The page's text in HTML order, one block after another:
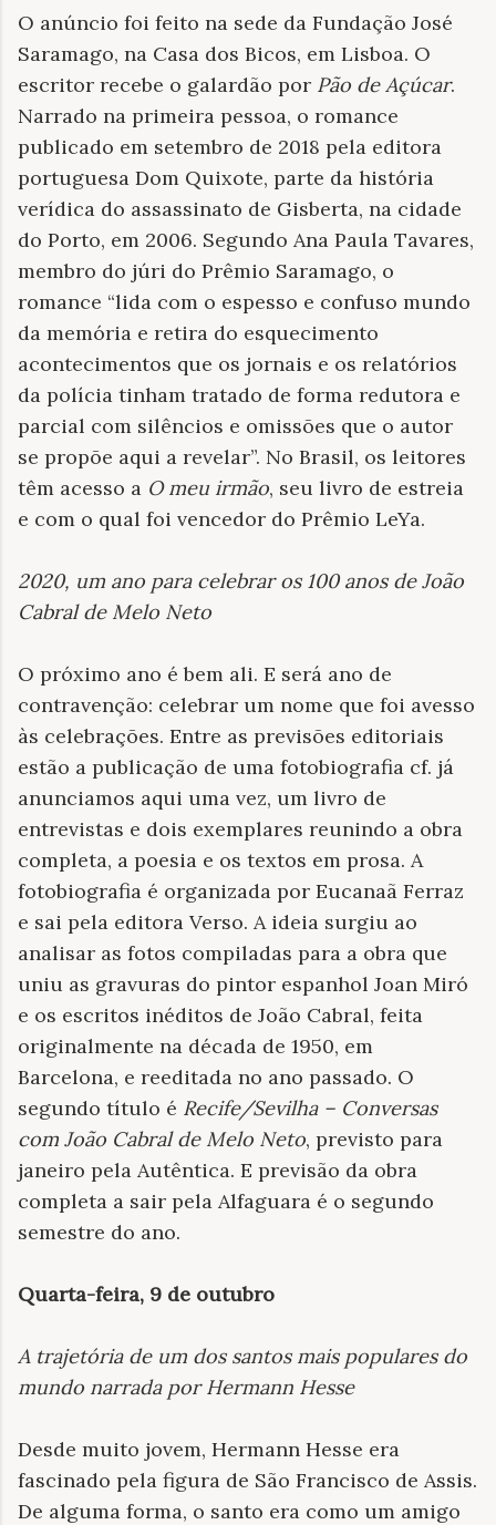
O anúncio foi feito na sede da Fundação José
Saramago, na Casa dos Bicos, em Lisboa. O
escritor recebe o galardão por Pão de Açúcar.
Narrado na primeira pessoa, o romance
publicado em setembro de 2018 pela editora
portuguesa Dom Quixote, parte da história
verídica do assassinato de Gisberta, na cidade
do Porto, em 2006. Segundo Ana Paula Tavares,
membro do júri do Prêmio Saramago, o
romance “lida com o espesso e confuso mundo
da memória e retira do esquecimento
acontecimentos que os jornais e os relatórios
da polícia tinham tratado de forma redutora e
parcial com silêncios e omissões que o autor
se propõe aqui a revelar”. No Brasil, os leitores
têm acesso a O meu irmão, seu livro de estreia
e com o qual foi vencedor do Prêmio LeYa.
2020, um ano para celebrar os 100 anos de João
Cabral de Melo Neto
O próximo ano é bem ali. E será ano de
contravenção: celebrar um nome que foi avesso
às celebrações. Entre as previsões editoriais
estão a publicação de uma fotobiografia cf. já
anunciamos aqui uma vez, um livro de
entrevistas e dois exemplares reunindo a obra
completa, a poesia e os textos em prosa. A
fotobiografia é organizada por Eucanaã Ferraz
e sai pela editora Verso. A ideia surgiu ao
analisar as fotos compiladas para a obra que
uniu as gravuras do pintor espanhol Joan Miró
e os escritos inéditos de João Cabral, feita
originalmente na década de 1950, em
Barcelona, e reeditada no ano passado. O
segundo título é Recife/Sevilha – Conversas
com João Cabral de Melo Neto, previsto para
janeiro pela Autêntica. E previsão da obra
completa a sair pela Alfaguara é o segundo
semestre do ano.
Quarta-feira, 9 de outubro
A trajetória de um dos santos mais populares do
mundo narrada por Hermann Hesse
Desde muito jovem, Hermann Hesse era
fascinado pela figura de São Francisco de Assis.
De alguma forma, o santo era como um amigo